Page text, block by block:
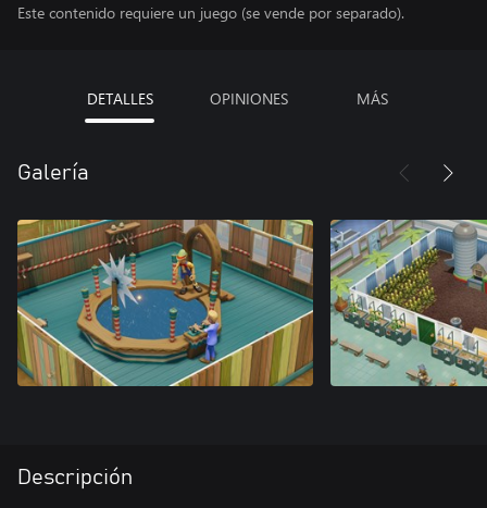
Este contenido requiere un juego (se vende por separado).
DETALLES OPINIONES MÁS
Galería
Descripción